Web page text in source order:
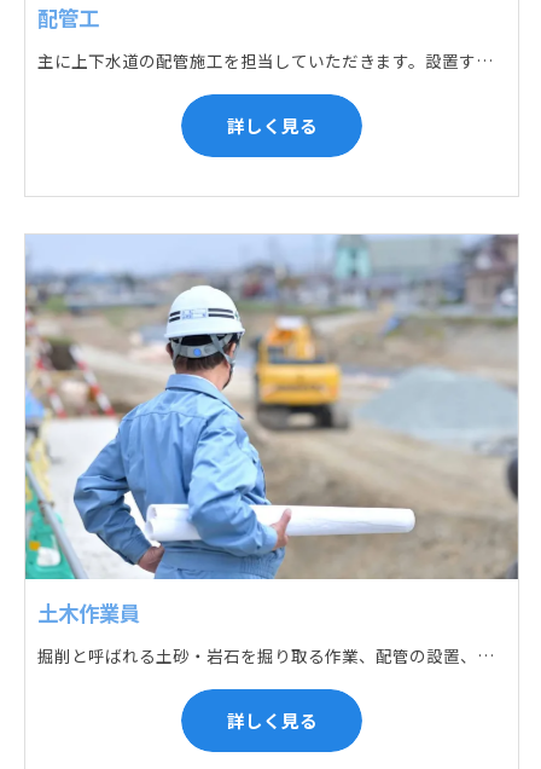
配管工
主に上下水道の配管施工を担当していただきます。設置する場所に応じて配管の形状や流れを工夫する管加工、ねじ切り、管締め、そして管据付作業になり、5人以上のチームで動くことが多いです。
詳しく見る
土木作業員
掘削と呼ばれる土砂・岩石を掘り取る作業、配管の設置、埋戻しの順に手作業と機械作業の併用をして行います。また、作業に使用する管材料の運搬作業も、機械と手作業にて行っています。
詳しく見る